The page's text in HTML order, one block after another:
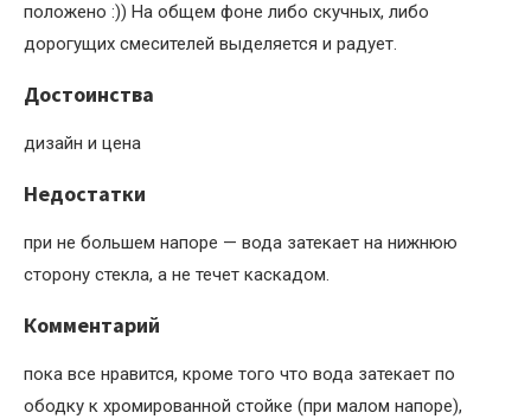
положено :)) На общем фоне либо скучных, либо
дорогущих смесителей выделяется и радует.
Достоинства
дизайн и цена
Недостатки
при не большем напоре — вода затекает на нижнюю
сторону стекла, а не течет каскадом.
Комментарий
пока все нравится, кроме того что вода затекает по
ободку к хромированной стойке (при малом напоре),